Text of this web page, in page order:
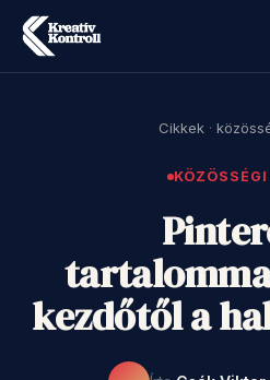
Cikkek ·
kezdőtől a